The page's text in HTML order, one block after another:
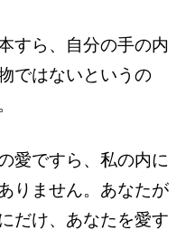
すら、自分の手の内
ではないというの
愛ですら、私の内に
りません。あなたが
だけ、あなたを愛す